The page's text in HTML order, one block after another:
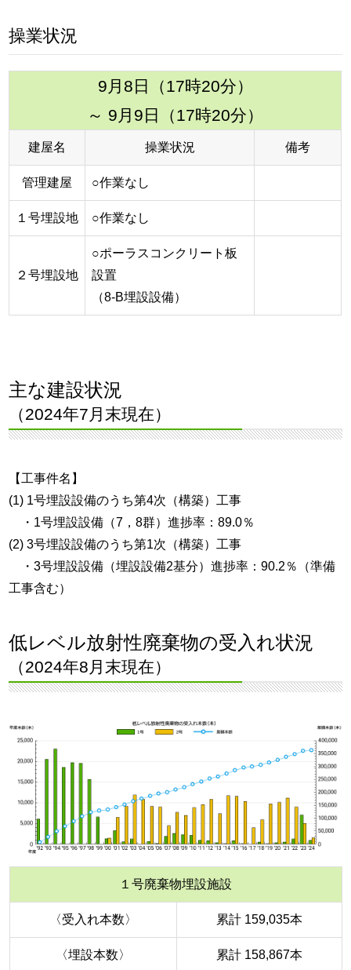
操業状況
9月8日（17時20分）
～ 9月9日（17時20分）
建屋名 操業状況 備考
管理建屋 ○作業なし
１号埋設地 ○作業なし
２号埋設地
○ポーラスコンクリート板
設置
（8-B埋設設備）
主な建設状況
（2024年7月末現在）
【工事件名】
(1) 1号埋設設備のうち第4次（構築）工事
・1号埋設設備（7，8群）進捗率：89.0％
(2) 3号埋設設備のうち第1次（構築）工事
・3号埋設設備（埋設設備2基分）進捗率：90.2％（準備
工事含む）
低レベル放射性廃棄物の受入れ状況
（2024年8月末現在）
１号廃棄物埋設施設
〈受入れ本数〉 累計 159,035本
〈埋設本数〉 累計 158,867本